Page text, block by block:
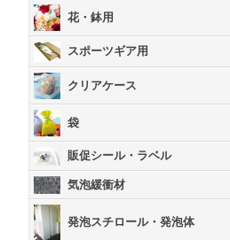
花・鉢用
スポーツギア用
クリアケース
袋
販促シール・ラベル
気泡緩衝材
発泡スチロール・発泡体